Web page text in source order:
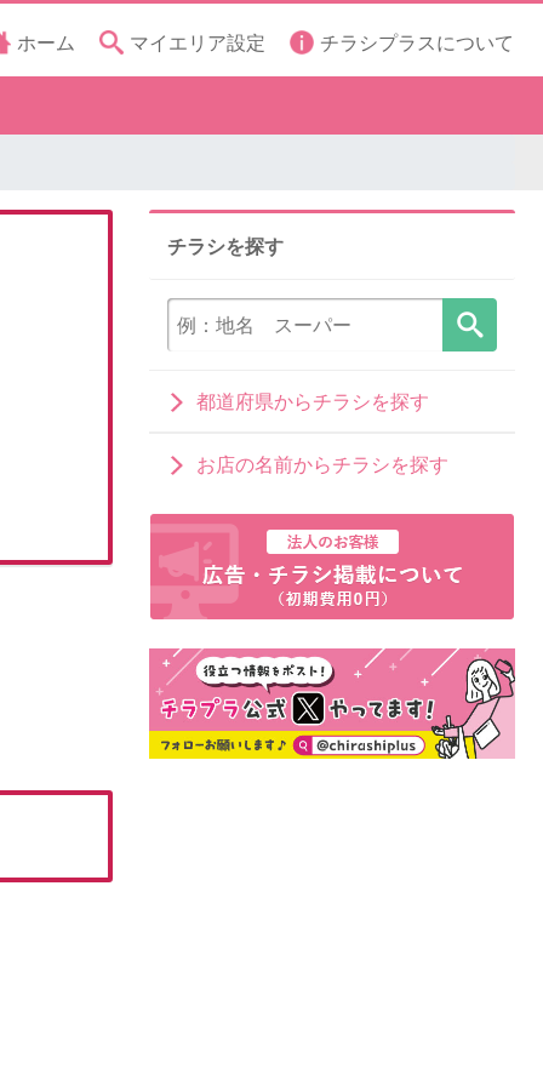
ホーム マイエリア設定 チラシプラスについて
チラシを探す
都道府県からチラシを探す
お店の名前からチラシを探す